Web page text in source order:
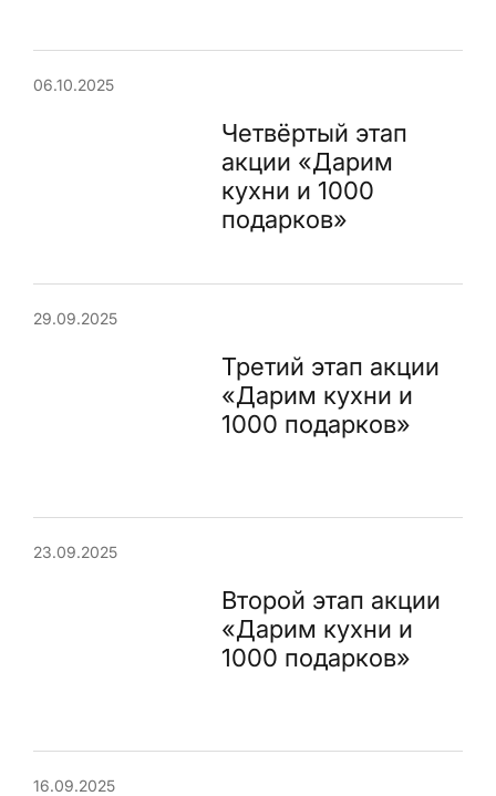
06.10.2025
Четвёртый этап
акции «Дарим
кухни и 1000
подарков»
29.09.2025
Третий этап акции
«Дарим кухни и
1000 подарков»
23.09.2025
Второй этап акции
«Дарим кухни и
1000 подарков»
16.09.2025